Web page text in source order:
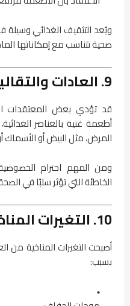
ويُعد التثقيف الغذائي وسيلة
صحية تتناسب مع إمكاناتها
9. العادات والتقاليد الغذائية
قد تؤدي بعض المعتقدات
أطعمة غنية بالعناصر
المرض، مثل البيض أو الأسماك
ومن المهم احترام
الخاطئة التي تؤثر سلبًا في
10. التغيرات المناخية
أصبحت التغيرات المناخية من
بسبب: